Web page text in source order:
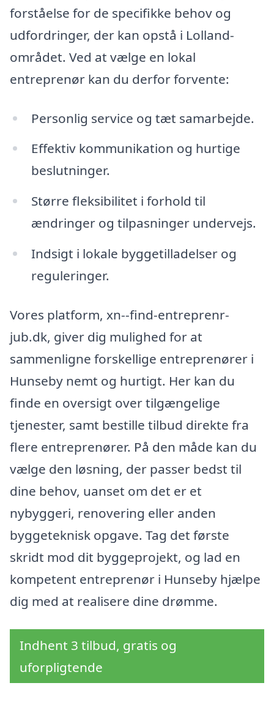
forståelse for de specifikke behov og
udfordringer, der kan opstå i Lolland-
området. Ved at vælge en lokal
entreprenør kan du derfor forvente:
Personlig service og tæt samarbejde.
Effektiv kommunikation og hurtige
beslutninger.
Større fleksibilitet i forhold til
ændringer og tilpasninger undervejs.
Indsigt i lokale byggetilladelser og
reguleringer.
Vores platform, xn--find-entreprenr-
jub.dk, giver dig mulighed for at
sammenligne forskellige entreprenører i
Hunseby nemt og hurtigt. Her kan du
finde en oversigt over tilgængelige
tjenester, samt bestille tilbud direkte fra
flere entreprenører. På den måde kan du
vælge den løsning, der passer bedst til
dine behov, uanset om det er et
nybyggeri, renovering eller anden
byggeteknisk opgave. Tag det første
skridt mod dit byggeprojekt, og lad en
kompetent entreprenør i Hunseby hjælpe
dig med at realisere dine drømme.
Indhent 3 tilbud, gratis og
uforpligtende